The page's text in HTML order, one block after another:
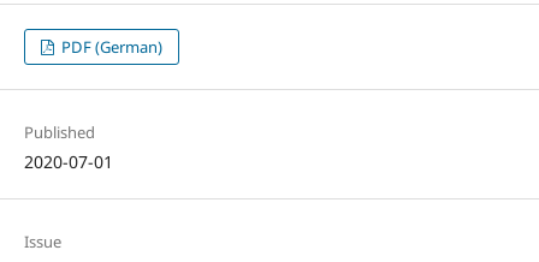
PDF (German)
Published
2020-07-01
Issue